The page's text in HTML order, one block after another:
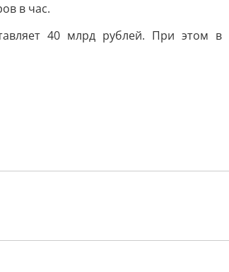
в час.
40 млрд рублей. При этом в